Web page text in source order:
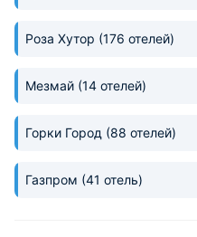
Роза Хутор (176 отелей)
Мезмай (14 отелей)
Горки Город (88 отелей)
Газпром (41 отель)